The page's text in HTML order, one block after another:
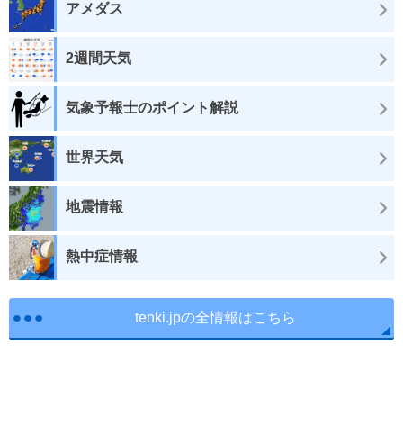
アメダス
2週間天気
気象予報士のポイント解説
世界天気
地震情報
熱中症情報
tenki.jpの全情報はこちら